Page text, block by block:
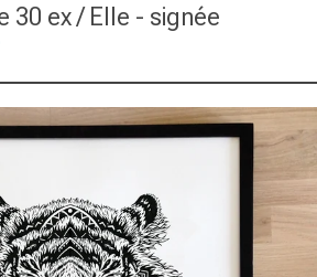
30 ex / Elle - signée